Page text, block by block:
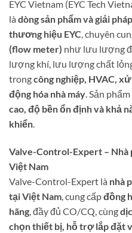
EYC Vietnam (EYC Tech
là dòng sản phẩm và giải
thương hiệu EYC , chuyên
(flow meter) như lưu lượng
lượng khí, lưu lượng chất
trongcông nghiệp, HVAC,
động hóa nhà máy . Sản
cao, độ bền ổn định và khả
khiển
Valve-Control-Expert – Nhà
Việt Nam
Valve-Control-Expert là nhà
tại Việt Nam , cung cấpđồng
hãng , đầy đủ CO/CQ, cùng
chọn thiết bị, hỗ trợ lắp đặt